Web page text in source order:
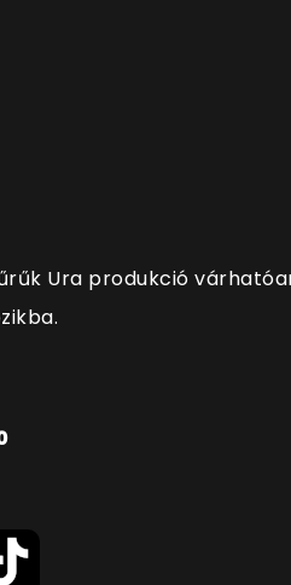
Ura produkció